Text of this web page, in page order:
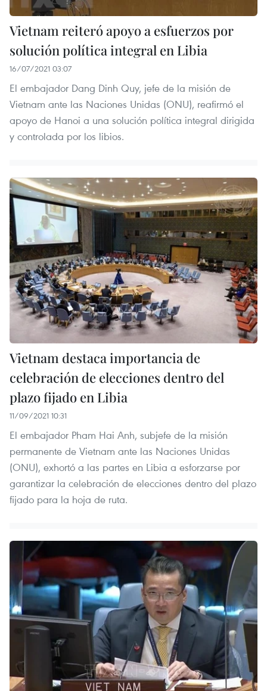
Vietnam reiteró apoyo a esfuerzos por
solución política integral en Libia
16/07/2021 03:07
El embajador Dang Dinh Quy, jefe de la misión de
Vietnam ante las Naciones Unidas (ONU), reafirmó el
apoyo de Hanoi a una solución política integral dirigida
y controlada por los libios.
Vietnam destaca importancia de
celebración de elecciones dentro del
plazo fijado en Libia
11/09/2021 10:31
El embajador Pham Hai Anh, subjefe de la misión
permanente de Vietnam ante las Naciones Unidas
(ONU), exhortó a las partes en Libia a esforzarse por
garantizar la celebración de elecciones dentro del plazo
fijado para la hoja de ruta.